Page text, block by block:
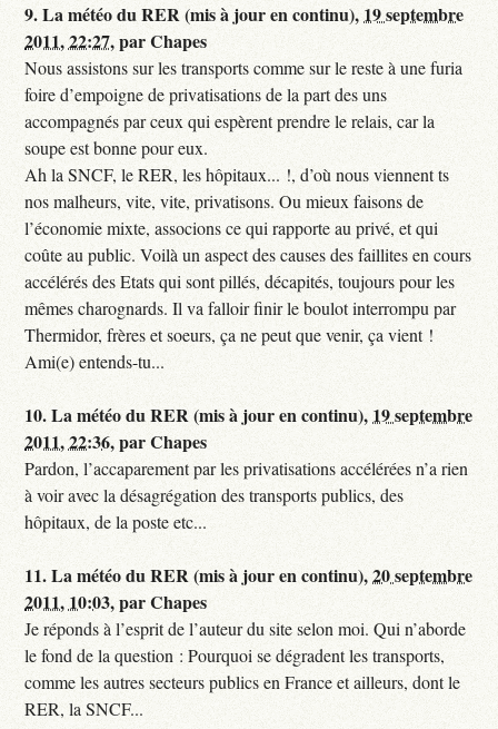
9.La météo du RER (mis à jour en continu), 19 septembre
2011, 22:27,parChapes
Nous assistons sur les transports comme sur le reste à une furia
foire d’empoigne de privatisations de la part des uns
accompagnés par ceux qui espèrent prendre le relais, car la
soupe est bonne pour eux.
Ah la SNCF, le RER, les hôpitaux... !, d’où nous viennent ts
nos malheurs, vite, vite, privatisons. Ou mieux faisons de
l’économie mixte, associons ce qui rapporte au privé, et qui
coûte au public. Voilà un aspect des causes des faillites en cours
accélérés des Etats qui sont pillés, décapités, toujours pour les
mêmes charognards. Il va falloir finir le boulot interrompu par
Thermidor, frères et soeurs, ça ne peut que venir, ça vient !
Ami(e) entends-tu...
10.La météo du RER (mis à jour en continu), 19 septembre
2011, 22:36,parChapes
Pardon, l’accaparement par les privatisations accélérées n’a rien
à voir avec la désagrégation des transports publics, des
hôpitaux, de la poste etc...
11.La météo du RER (mis à jour en continu),20 septembre
2011, 10:03,parChapes
Je réponds à l’esprit de l’auteur du site selon moi. Qui n’aborde
le fond de la question : Pourquoi se dégradent les transports,
comme les autres secteurs publics en France et ailleurs, dont le
RER, la SNCF...